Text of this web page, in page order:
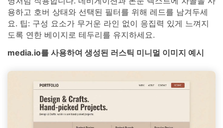
용하고 호버 상태와 선택된 필터를 위해 레드를 남겨두세
요. 팁: 구성 요소가 무거운 라인 없이 응집력 있게 느껴지
도록 연한 베이지로 테두리를 유지하세요.
media.io를 사용하여 생성된 러스틱 미니멀 이미지 예시